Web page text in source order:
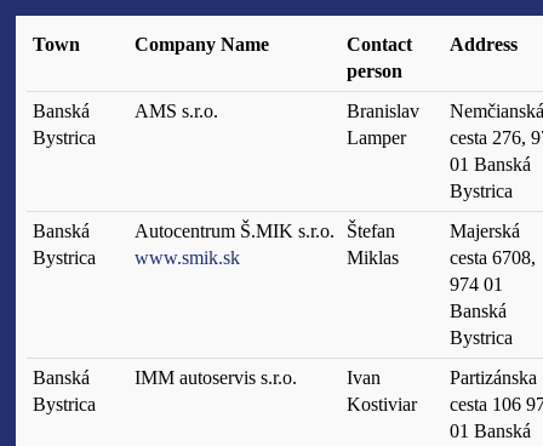
Town Company Name
Contact
person
Address
Banská
Bystrica
AMS s.r.o.
Branislav
Lamper
Nemčianská
cesta 276,
01 Banská
Bystrica
Banská
Bystrica
Autocentrum Š.MIK s.r.o.
www.smik.sk
Štefan
Miklas
Majerská
cesta 6708,
974 01
Banská
Bystrica
Banská
Bystrica
IMM autoservis s.r.o.
Ivan
Kostiviar
Partizánska
cesta 106
01 Banská